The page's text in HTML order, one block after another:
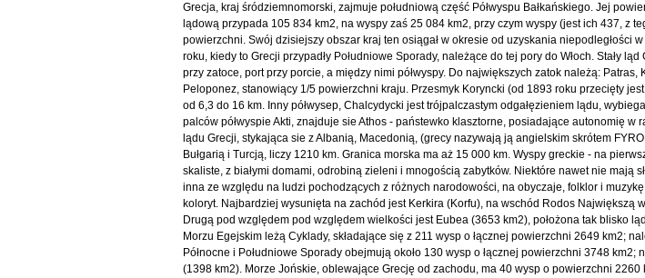
Grecja, kraj śródziemnomorski, zajmuje południową część Półwyspu Bałkańskiego. Jej
lądową przypada 105 834 km2, na wyspy zaś 25 084 km2, przy czym wyspy (jest ich 437, z
powierzchni. Swój dzisiejszy obszar kraj ten osiągał w okresie od uzyskania niepodległości
roku, kiedy to Grecji przypadły Południowe Sporady, należące do tej pory do Włoch. Stały
przy zatoce, port przy porcie, a między nimi półwyspy. Do największych zatok należą:
Peloponez, stanowiący 1/5 powierzchni kraju. Przesmyk Koryncki (od 1893 roku przecięty jest
od 6,3 do 16 km. Inny półwysep, Chalcydycki jest trójpalczastym odgałęzieniem lądu,
palców półwyspie Akti, znajduje sie Athos - państewko klasztorne, posiadające autonomię w
lądu Grecji, stykająca sie z Albanią, Macedonią, (grecy nazywają ją angielskim skrótem
Bułgarią i Turcją, liczy 1210 km. Granica morska ma aż 15 000 km. Wyspy greckie - na
skaliste, z białymi domami, odrobiną zieleni i mnogością zabytków. Niektóre nawet nie mają
inna ze względu na ludzi pochodzących z różnych narodowości, na obyczaje, folklor i
koloryt. Najbardziej wysunięta na zachód jest Kerkira (Korfu), na wschód Rodos Największą
Drugą pod względem pod względem wielkości jest Eubea (3653 km2), położona tak blisko
Morzu Egejskim leżą Cyklady, składające się z 211 wysp o łącznej powierzchni 2649 km2;
Północne i Południowe Sporady obejmują około 130 wysp o łącznej powierzchni 3748
(1398 km2). Morze Jońskie, oblewające Grecję od zachodu, ma 40 wysp o powierzchni 2260